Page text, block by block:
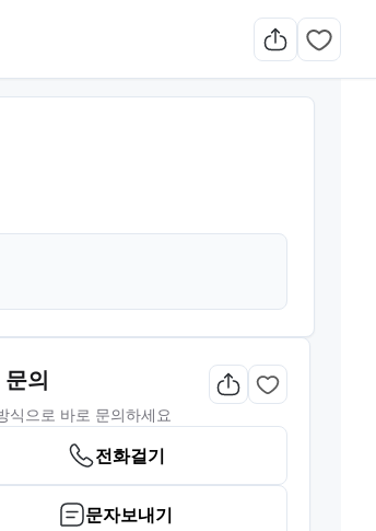
문의
식으로 바로 문의하세요
전화걸기
문자보내기